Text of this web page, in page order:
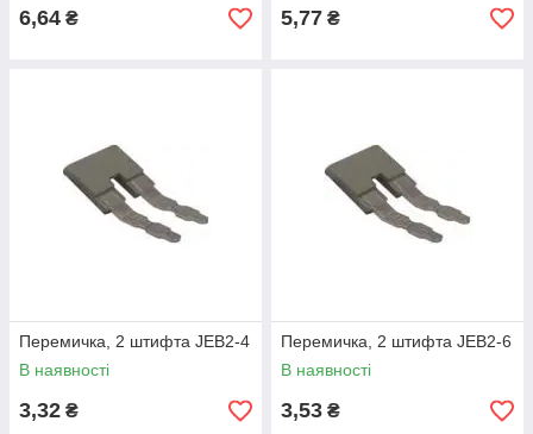
6,64 ₴ 5,77 ₴
Перемичка, 2 штифта JЕВ2-4
В наявності
3,32 ₴
Перемичка, 2 штифта JЕВ2-6
В наявності
3,53 ₴